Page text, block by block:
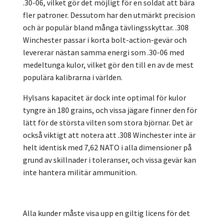
.30-06, vilket gör det möjligt för en soldat att bära
fler patroner. Dessutom har den utmärkt precision
och är populär bland många tävlingsskyttar. .308
Winchester passar i korta bolt-action-gevär och
levererar nästan samma energi som .30-06 med
medeltunga kulor, vilket gör den till en av de mest
populära kalibrarna i världen.
Hylsans kapacitet är dock inte optimal för kulor
tyngre än 180 grains, och vissa jägare finner den för
lätt för de största vilten som stora björnar. Det är
också viktigt att notera att .308 Winchester inte är
helt identisk med 7,62 NATO i alla dimensioner på
grund av skillnader i toleranser, och vissa gevär kan
inte hantera militär ammunition.
Alla kunder måste visa upp en giltig licens för det